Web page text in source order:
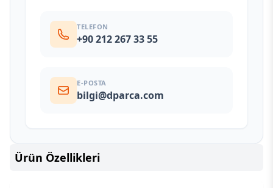
TELEFON
+90 212 267 33 55
E-POSTA
bilgi@dparca.com
Ürün Özellikleri